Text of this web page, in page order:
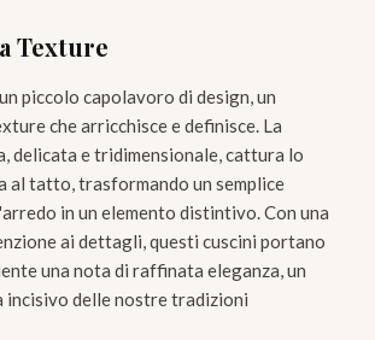
Texture
piccolo capolavoro di design, un
che arricchisce e definisce. La
delicata e tridimensionale, cattura lo
al tatto, trasformando un semplice
in un elemento distintivo. Con una
ai dettagli, questi cuscini portano
una nota di raffinata eleganza, un
incisivo delle nostre tradizioni